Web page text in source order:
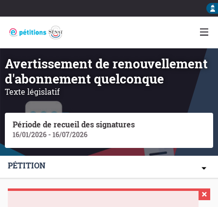
Avertissement de renouvellement
d'abonnement quelconque
Texte législatif
Période de recueil des signatures
16/01/2026 - 16/07/2026
PÉTITION